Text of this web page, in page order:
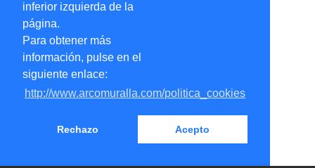
inferior izquierda de la
página.
Para obtener más
información, pulse en el
siguiente enlace:
http://www.arcomuralla.com/politica_cookies
Rechazo Acepto